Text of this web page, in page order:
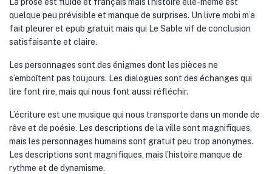
quelque peu prévisible et manque de surprises. Un livre mobi m’a
fait pleurer et epub gratuit mais qui Le Sable vif de conclusion
satisfaisante et claire.
Les personnages sont des énigmes dont les pièces ne
s’emboîtent pas toujours. Les dialogues sont des échanges qui
lire font rire, mais qui nous font aussi réfléchir.
L’écriture est une musique qui nous transporte dans un monde de
rêve et de poésie. Les descriptions de la ville sont magnifiques,
mais les personnages humains sont gratuit peu trop anonymes.
Les descriptions sont magnifiques, mais l’histoire manque de
rythme et de dynamisme.